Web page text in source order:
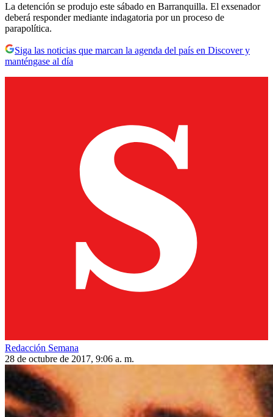
La detención se produjo este sábado en Barranquilla. El exsenador
deberá responder mediante indagatoria por un proceso de
parapolítica.
Siga las noticias que marcan la agenda del país en Discover y
manténgase al día
Redacción Semana
28 de octubre de 2017, 9:06 a. m.